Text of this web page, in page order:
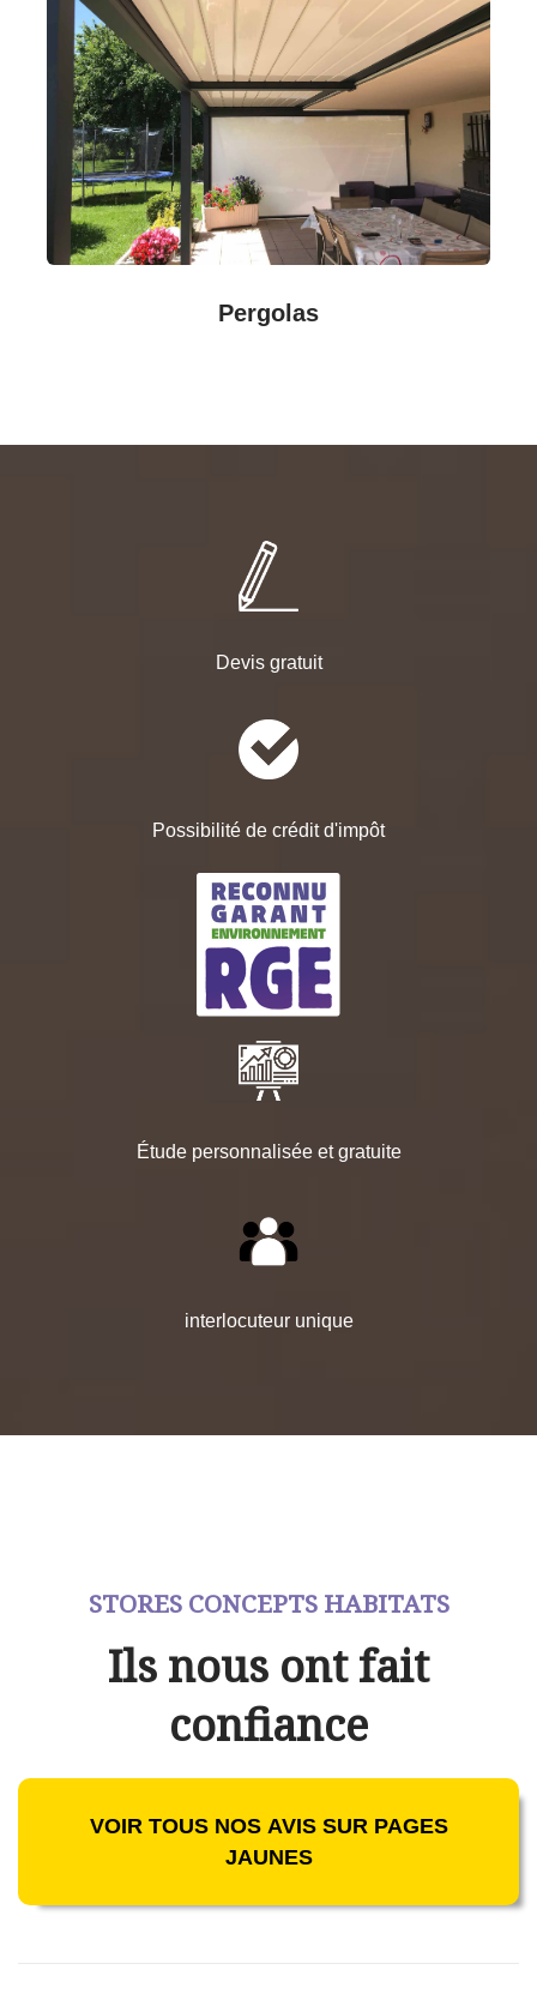
Pergolas
Devis gratuit
Possibilité de crédit d'impôt
Étude personnalisée et gratuite
interlocuteur unique
STORES CONCEPTS HABITATS
Ils nous ont fait
confiance
VOIR TOUS NOS AVIS SUR PAGES
JAUNES